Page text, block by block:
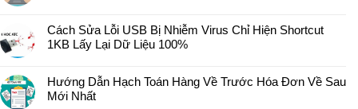
Cách Sửa Lỗi USB Bị Nhiễm Virus Chỉ Hiện Shortcut
1KB Lấy Lại Dữ Liệu 100%
Hướng Dẫn Hạch Toán Hàng Về Trước Hóa Đơn Về Sau
Mới Nhất